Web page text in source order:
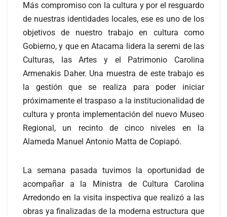
Más compromiso con la cultura y por el resguardo
de nuestras identidades locales, ese es uno de los
objetivos de nuestro trabajo en cultura como
Gobierno, y que en Atacama lidera la seremi de las
Culturas, las Artes y el Patrimonio Carolina
Armenakis Daher. Una muestra de este trabajo es
la gestión que se realiza para poder iniciar
próximamente el traspaso a la institucionalidad de
cultura y pronta implementación del nuevo Museo
Regional, un recinto de cinco niveles en la
Alameda Manuel Antonio Matta de Copiapó.
La semana pasada tuvimos la oportunidad de
acompañar a la Ministra de Cultura Carolina
Arredondo en la visita inspectiva que realizó a las
obras ya finalizadas de la moderna estructura que